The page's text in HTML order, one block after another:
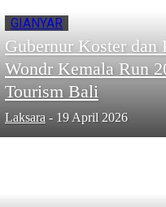
GIANYAR
Gubernur Koster dan
Wondr Kemala Run
Tourism Bali
Laksara - 19 April 2026